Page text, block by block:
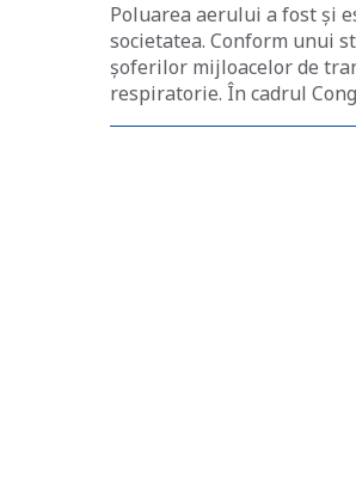
Poluarea aerului a fost și
societatea. Conform unui
șoferilor mijloacelor de
respiratorie. În cadrul